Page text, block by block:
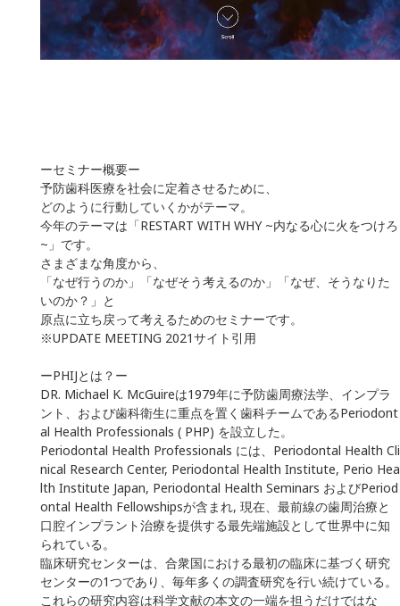
ーセミナー概要ー
予防歯科医療を社会に定着させるために、
どのように行動していくかがテーマ。
今年のテーマは「RESTART WITH WHY ~内なる心に火をつけろ
~」です。
さまざまな角度から、
「なぜ行うのか」「なぜそう考えるのか」「なぜ、そうなりた
いのか？」と
原点に立ち戻って考えるためのセミナーです。
※UPDATE MEETING 2021サイト引用
ーPHIJとは？ー
DR. Michael K. McGuireは1979年に予防歯周療法学、インプラ
ント、および歯科衛生に重点を置く歯科チームであるPeriodont
al Health Professionals ( PHP) を設立した。
Periodontal Health Professionals には、Periodontal Health Cli
nical Research Center, Periodontal Health Institute, Perio Hea
lth Institute Japan, Periodontal Health Seminars およびPeriod
ontal Health Fellowshipsが含まれ, 現在、最前線の歯周治療と
口腔インプラント治療を提供する最先端施設として世界中に知
られている。
臨床研究センターは、合衆国における最初の臨床に基づく研究
センターの1つであり、毎年多くの調査研究を行い続けている。
これらの研究内容は科学文献の本文の一端を担うだけではな